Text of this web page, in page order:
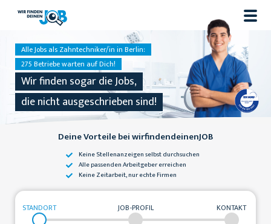
Alle Jobs als Zahntechniker/in in Berlin:
275 Betriebe warten auf Dich!
Wir finden sogar die Jobs,
die nicht ausgeschrieben sind!
Deine Vorteile bei wirfindendeinenJOB
Keine Stellenanzeigenselbst durchsuchen
Alle passendenArbeitgeber erreichen
Keine Zeitarbeit,nur echte Firmen
STANDORT JOB-PROFIL KONTAKT